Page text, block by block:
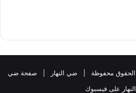
ضي النهار
صفحة ضي
النهار على فيسبوك